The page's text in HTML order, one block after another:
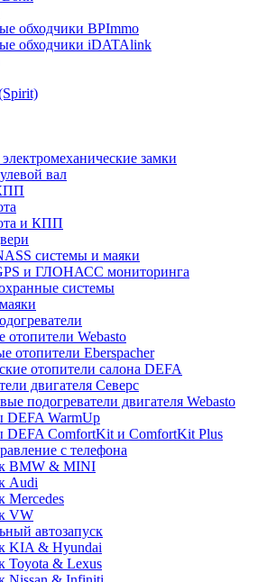
обходчики BPImmo
обходчики iDATAlink
замки
вал
и КПП
системы и маяки
и ГЛОНАСС мониторинга
системы
Webasto
отопители Eberspacher
отопители салона DEFA
двигателя Северс
подогреватели двигателя Webasto
DEFA WarmUp
DEFA ComfortKit и ComfortKit Plus
с телефона
BMW & MINI
Audi
Mercedes
VW
автозапуск
KIA & Hyundai
Toyota & Lexus